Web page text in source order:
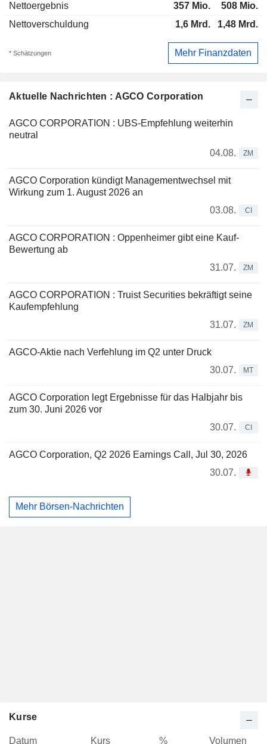
Aktuelle Nachrichten : AGCO Corporation
AGCO CORPORATION : UBS-Empfehlung weiterhin
neutral
04.08.
ZM
AGCO Corporation kündigt Managementwechsel mit
Wirkung zum 1. August 2026 an
03.08.
CI
AGCO CORPORATION : Oppenheimer gibt eine Kauf-
Bewertung ab
31.07.
ZM
AGCO CORPORATION : Truist Securities bekräftigt seine
Kaufempfehlung
31.07.
ZM
AGCO-Aktie nach Verfehlung im Q2 unter Druck
30.07.
MT
AGCO Corporation legt Ergebnisse für das Halbjahr bis
zum 30. Juni 2026 vor
30.07.
CI
AGCO Corporation, Q2 2026 Earnings Call, Jul 30, 2026
30.07.
Mehr Börsen-Nachrichten
Nettoergebnis
357 Mio.
508 Mio.
Nettoverschuldung
1,6 Mrd. 1,48 Mrd.
* Schätzungen Mehr Finanzdaten
Kurse
Datum Kurs % Volumen